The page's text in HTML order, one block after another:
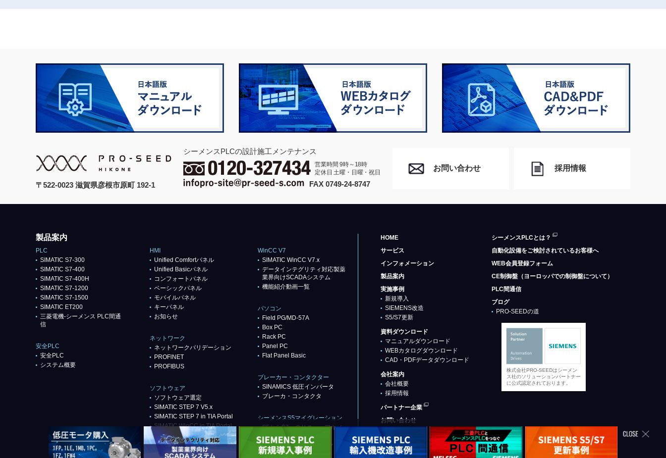
〒522-0023 滋賀県彦根市原町 192-1
シーメンスPLCの設計施工メンテナンス
営業時間 9時～18時
定休日 土曜・日曜・祝日
FAX 0749-24-8747
お問い合わせ 採用情報
製品案内
PLC
SIMATIC S7-300
SIMATIC S7-400
SIMATIC S7-400H
SIMATIC S7-1200
SIMATIC S7-1500
SIMATIC ET200
三菱電機-シーメンス PLC間通
信
安全PLC
安全PLC
システム概要
HMI
Unified Comfortパネル
Unified Basicパネル
コンフォートパネル
ベーシックパネル
モバイルパネル
キーパネル
お知らせ
ネットワーク
ネットワークバリデーション
PROFlNET
PROFIBUS
ソフトウェア
ソフトウェア選定
SIMATIC STEP 7 V5.x
SIMATIC STEP 7 in TIA Portal
SIMATIC WinCC in TIA Portal
WinCC V7
SIMATIC WinCC V7.x
データインテグリティ対応製薬
業界向けSCADAシステム
機能紹介動画一覧
パソコン
Field PG/MD-57A
Box PC
Rack PC
Panel PC
Flat Panel Basic
ブレーカー・コンタクター
SINAMICS 低圧インバータ
ブレーカ・コンタクタ
シーメンスS5マイグレーション
S5からS7へのリニューアル／
リプレース
代替推奨品（基本パターン）
HOME
サービス
インフォメーション
製品案内
実施事例
新規導入
SIEMENS改造
S5/S7更新
資料ダウンロード
マニュアルダウンロード
WEBカタログダウンロード
CAD・PDFデータダウンロード
会社案内
会社概要
採用情報
パートナー企業
お問い合わせ
シーメンスPLCとは？
自動化設備をご検討されているお客様へ
WEB会員登録フォーム
CE制御盤（ヨーロッパでの制御盤について）
PLC間通信
ブログ
PRO-SEEDの道
株式会社PRO-SEEDはシーメン
ス社のソリューションパートナー
に公式認定されております。